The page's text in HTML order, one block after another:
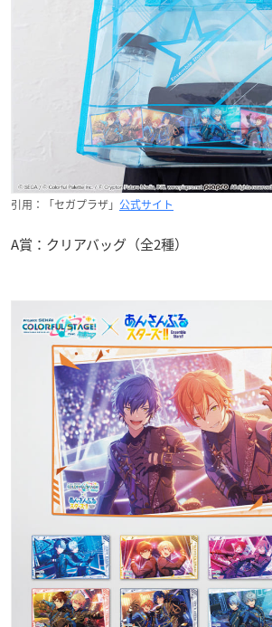
引用：「セガプラザ」 公式サイト
A賞：クリアバッグ（全2種）